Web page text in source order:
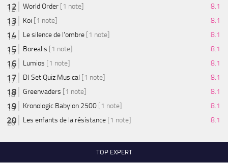
World Order [1 note]
8.1
Koi [1 note]
8.1
Le silence de l'ombre [1 note]
8.1
Borealis [1 note]
8.1
Lumios [1 note]
8.1
DJ Set Quiz Musical [1 note]
8.1
Greenvaders [1 note]
8.1
Kronologic Babylon 2500 [1 note]
8.1
Les enfants de la résistance [1 note] 8.1
TOP EXPERT